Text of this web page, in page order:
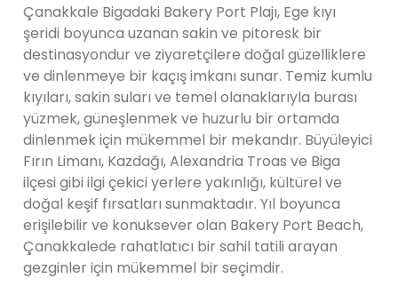
Çanakkale Bigadaki Bakery Port Plajı, Ege kıyı
şeridi boyunca uzanan sakin ve pitoresk bir
destinasyondur ve ziyaretçilere doğal güzelliklere
ve dinlenmeye bir kaçış imkanı sunar. Temiz kumlu
kıyıları, sakin suları ve temel olanaklarıyla burası
yüzmek, güneşlenmek ve huzurlu bir ortamda
dinlenmek için mükemmel bir mekandır. Büyüleyici
Fırın Limanı, Kazdağı, Alexandria Troas ve Biga
ilçesi gibi ilgi çekici yerlere yakınlığı, kültürel ve
doğal keşif fırsatları sunmaktadır. Yıl boyunca
erişilebilir ve konuksever olan Bakery Port Beach,
Çanakkalede rahatlatıcı bir sahil tatili arayan
gezginler için mükemmel bir seçimdir.